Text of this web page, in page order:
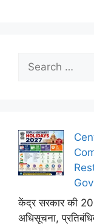
for:
केंद्र सरकार की
अधिसूचना,